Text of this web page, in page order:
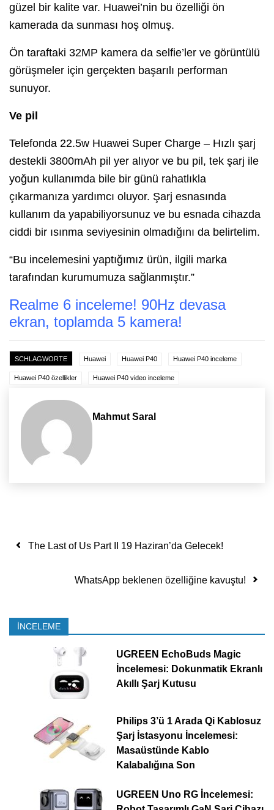
güzel bir kalite var. Huawei’nin bu özelliği ön
kamerada da sunması hoş olmuş.
Ön taraftaki 32MP kamera da selfie’ler ve görüntülü
görüşmeler için gerçekten başarılı performan
sunuyor.
Ve pil
Telefonda 22.5w Huawei Super Charge – Hızlı şarj
destekli 3800mAh pil yer alıyor ve bu pil, tek şarj ile
yoğun kullanımda bile bir günü rahatlıkla
çıkarmanıza yardımcı oluyor. Şarj esnasında
kullanım da yapabiliyorsunuz ve bu esnada cihazda
ciddi bir ısınma seviyesinin olmadığını da belirtelim.
“Bu incelemesini yaptığımız ürün, ilgili marka
tarafından kurumumuza sağlanmıştır.”
Realme 6 inceleme! 90Hz devasa
ekran, toplamda 5 kamera!
SCHLAGWORTE Huawei Huawei P40 Huawei P40 inceleme
Huawei P40 özellikler Huawei P40 video inceleme
Mahmut Saral
Yazı dolaşımı
The Last of Us Part II 19 Haziran’da Gelecek!
WhatsApp beklenen özelliğine kavuştu!
İNCELEME
UGREEN EchoBuds Magic
İncelemesi: Dokunmatik Ekranlı
Akıllı Şarj Kutusu
Philips 3’ü 1 Arada Qi Kablosuz
Şarj İstasyonu İncelemesi:
Masaüstünde Kablo
Kalabalığına Son
UGREEN Uno RG İncelemesi: